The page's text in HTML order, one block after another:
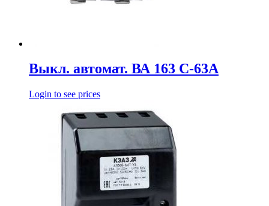
Выкл. автомат. ВА 163 С-63А
Login to see prices